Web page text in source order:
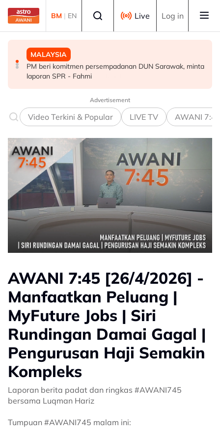
Skip to main content
BM | EN Live Log in
MALAYSIA
Penjualan aset Felda: Ahmad Shabery bimbang PM
terima maklumat kurang tepat
MALAYSIA
PM beri komitmen persempadanan DUN Sarawak, minta
laporan SPR - Fahmi
SUKAN
Final Masters Korea: Eksperimen berjaya, beregu
'scratch pair' negara muncul juara!
Advertisement
Video Terkini & Popular LIVE TV AWANI
AWANI 7:45 [26/4/2026] -
Manfaatkan Peluang |
MyFuture Jobs | Siri
Rundingan Damai Gagal |
Pengurusan Haji Semakin
Kompleks
Laporan berita padat dan ringkas #AWANI745
bersama Luqman Hariz
Tumpuan #AWANI745 malam ini: